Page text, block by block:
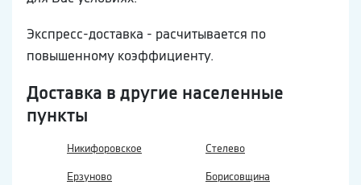
Экспресс-доставка - расчитывается по
повышенному коэффициенту.
Доставка в другие населенные
пункты
Никифоровское Стелево
Ерзуново Борисовщина